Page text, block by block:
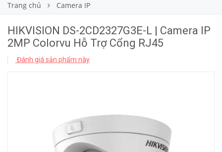
Trang chủ Camera IP
HIKVISION DS-2CD2327G3E-L | Camera IP
2MP Colorvu Hỗ Trợ Cổng RJ45
Đánh giá sản phẩm này